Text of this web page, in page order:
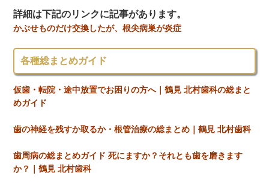
詳細は下記のリンクに記事があります。
かぶせものだけ交換したが、根尖病巣が炎症
各種総まとめガイド
仮歯・転院・途中放置でお困りの方へ｜鶴見 北村歯科の総まと
めガイド
歯の神経を残すか取るか・根管治療の総まとめ｜鶴見 北村歯科
歯周病の総まとめガイド 死にますか？それとも歯を磨きます
か？｜鶴見 北村歯科